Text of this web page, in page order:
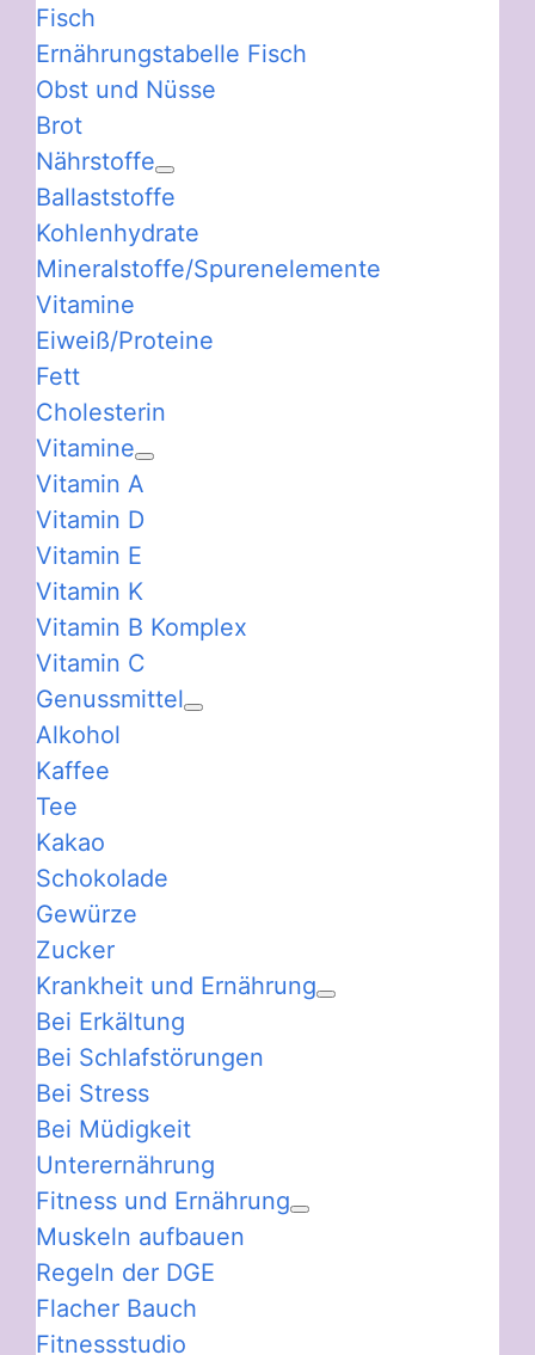
Fisch
Ernährungstabelle Fisch
Obst und Nüsse
Brot
Nährstoffe
Ballaststoffe
Kohlenhydrate
Mineralstoffe/Spurenelemente
Vitamine
Eiweiß/Proteine
Fett
Cholesterin
Vitamine
Vitamin A
Vitamin D
Vitamin E
Vitamin K
Vitamin B Komplex
Vitamin C
Genussmittel
Alkohol
Kaffee
Tee
Kakao
Schokolade
Gewürze
Zucker
Krankheit und Ernährung
Bei Erkältung
Bei Schlafstörungen
Bei Stress
Bei Müdigkeit
Unterernährung
Fitness und Ernährung
Muskeln aufbauen
Regeln der DGE
Flacher Bauch
Fitnessstudio